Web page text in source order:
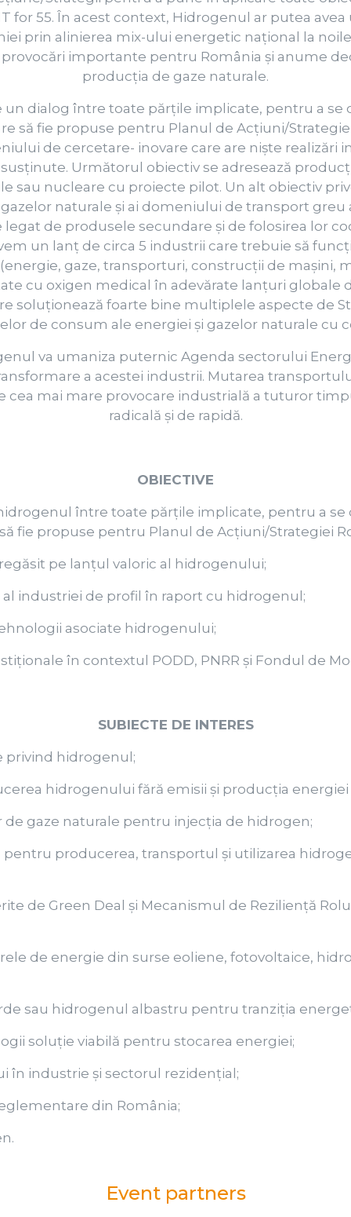
for 55. În acest context, Hidrogenul ar putea
prin alinierea mix-ului energetic național la
importante pentru România și anume
producția de gaze naturale.
dialog între toate părțile implicate, pentru a se
să fie propuse pentru Planul de Acțiuni/
de cercetare- inovare care are niște realizări
Următorul obiectiv se adresează
sau nucleare cu proiecte pilot. Un alt obiectiv
naturale și ai domeniului de transport greu
de produsele secundare și de folosirea lor
un lanț de circa 5 industrii care trebuie să
gaze, transporturi, construcții de mașini,
cu oxigen medical în adevărate lanțuri globale
soluționează foarte bine multiplele aspecte de
de consum ale energiei și gazelor naturale cu
va umaniza puternic Agenda sectorului
a acestei industrii. Mutarea
cea mai mare provocare industrială a tuturor
radicală și de rapidă.
OBIECTIVE
între toate părțile implicate, pentru a
fie propuse pentru Planul de Acțiuni/Strategiei
pe lanțul valoric al hidrogenului;
industriei de profil în raport cu hidrogenul;
asociate hidrogenului;
în contextul PODD, PNRR și Fondul de
SUBIECTE DE INTERES
privind hidrogenul;
hidrogenului fără emisii și producția
de gaze naturale pentru injecția de hidrogen;
pentru producerea, transportul și utilizarea
de Green Deal și Mecanismul de Reziliență
de energie din surse eoliene, fotovoltaice,
sau hidrogenul albastru pentru tranziția
soluție viabilă pentru stocarea energiei;
în industrie și sectorul rezidențial;
din România;
Event partners